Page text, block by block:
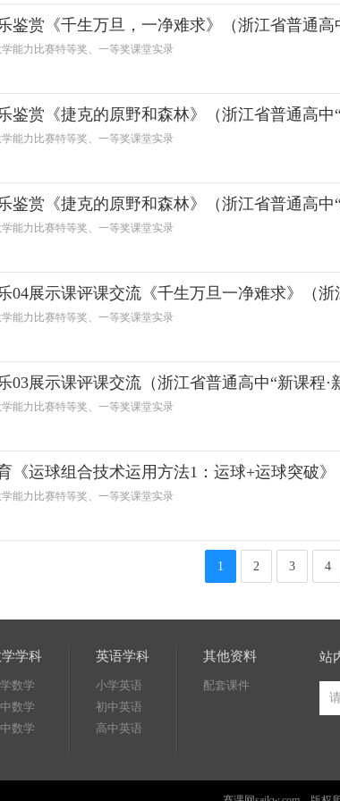
鉴赏《千生万旦，一净难求》（浙江省普通高
能力比赛特等奖、一等奖课堂实录
鉴赏《捷克的原野和森林》（浙江省普通高中
能力比赛特等奖、一等奖课堂实录
鉴赏《捷克的原野和森林》（浙江省普通高中
能力比赛特等奖、一等奖课堂实录
04展示课评课交流《千生万旦一净难求》（浙
能力比赛特等奖、一等奖课堂实录
03展示课评课交流（浙江省普通高中“新课程·
能力比赛特等奖、一等奖课堂实录
《运球组合技术运用方法1：运球+运球突破
能力比赛特等奖、一等奖课堂实录
1 2 3 4
学科
数学
数学
数学
英语学科
小学英语
初中英语
高中英语
其他资料
配套课件
站